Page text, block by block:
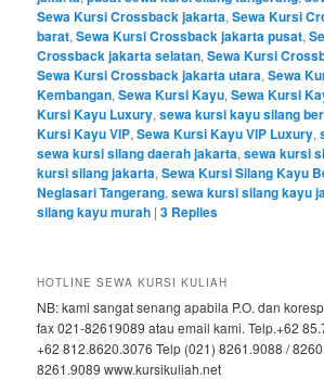
Sewa Kursi Crossback jakarta,Sewa Kursi
barat,Sewa Kursi Crossback jakarta pusat,
Crossback jakarta selatan,Sewa Kursi
Sewa Kursi Crossback jakarta utara,Sewa
Kembangan,Sewa Kursi Kayu,Sewa Kursi
Kursi Kayu Luxury,sewa kursi kayu silang
Kursi Kayu VIP,Sewa Kursi Kayu VIP Luxury,
sewa kursi silang daerah jakarta,sewa kursi
kursi silang jakarta,Sewa Kursi Silang Kayu
Neglasari Tangerang,sewa kursi silang kayu
silang kayu murah |3 Replies
HOTLINE SEWA KURSI KULIAH
NB: kami sangat senang apabila P.O. dan
fax 021-82619089 atau email kami. Telp.+62
+62 812.8620.3076 Telp (021) 8261.9088 /
8261.9089 www.kursikuliah.net